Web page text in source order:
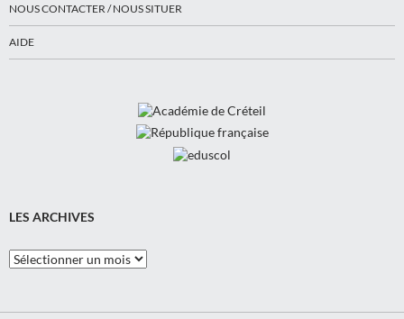
NOUS CONTACTER / NOUS SITUER
AIDE
LES ARCHIVES
Les
Archives